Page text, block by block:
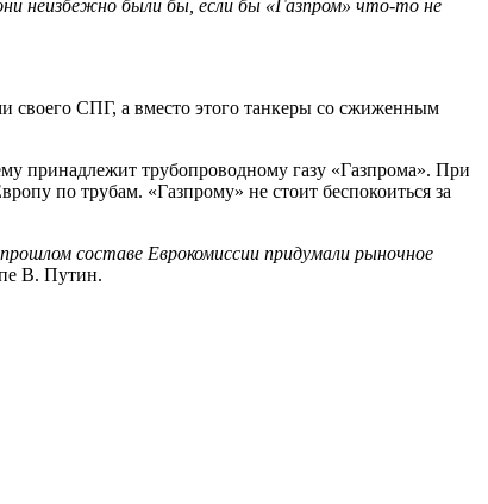
неизбежно были бы, если бы «Газпром» что-то не
своего СПГ, а вместо этого танкеры со сжиженным
принадлежит трубопроводному газу «Газпрома». При
по трубам. «Газпрому» не стоит беспокоиться за
составе Еврокомиссии придумали рыночное
В. Путин.